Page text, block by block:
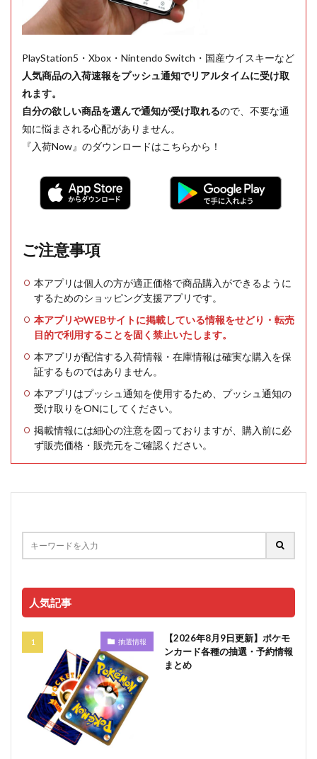
PlayStation5・Xbox・Nintendo Switch・国産ウイスキーなど
人気商品の入荷速報をプッシュ通知でリアルタイムに受け取
れます。
自分の欲しい商品を選んで通知が受け取れるので、不要な通
知に悩まされる心配がありません。
『入荷Now』のダウンロードはこちらから！
ご注意事項
本アプリは個人の方が適正価格で商品購入ができるように
するためのショッピング支援アプリです。
本アプリやWEBサイトに掲載している情報をせどり・転売
目的で利用することを固く禁止いたします。
本アプリが配信する入荷情報・在庫情報は確実な購入を保
証するものではありません。
本アプリはプッシュ通知を使用するため、プッシュ通知の
受け取りをONにしてください。
掲載情報には細心の注意を図っておりますが、購入前に必
ず販売価格・販売元をご確認ください。
人気記事
抽選情報
【2026年8月9日更新】ポケモ
ンカード各種の抽選・予約情報
まとめ